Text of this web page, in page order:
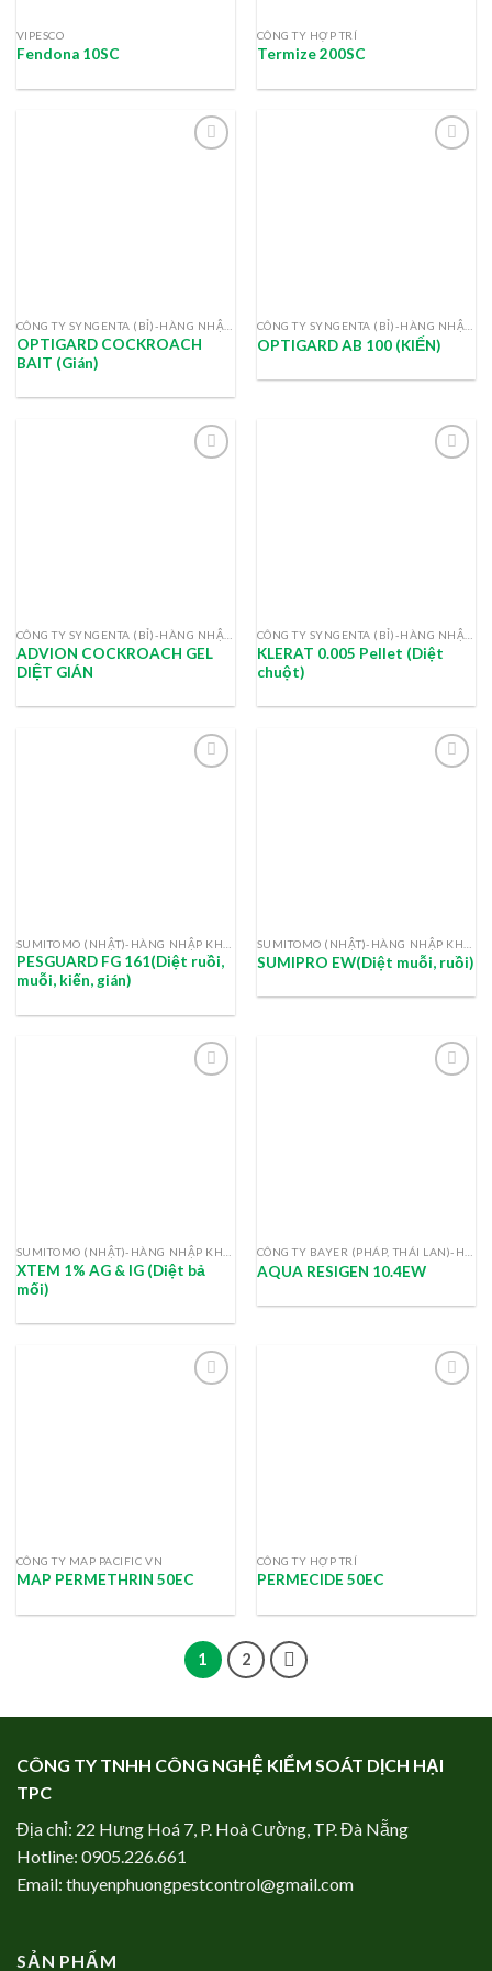
VIPESCO
Fendona 10SC
CÔNG TY HỢP TRÍ
Termize 200SC
OPTIGARD COCKROACH
BAIT (Gián)
OPTIGARD AB 100 (KIẾN)
ADVION COCKROACH GEL
DIỆT GIÁN
KLERAT 0.005 Pellet (Diệt
chuột)
PESGUARD FG 161(Diệt ruồi,
muỗi, kiến, gián)
SUMIPRO EW(Diệt muỗi, ruồi)
XTEM 1% AG & IG (Diệt bả
mối)
AQUA RESIGEN 10.4EW
CÔNG TY MAP PACIFIC VN
MAP PERMETHRIN 50EC
CÔNG TY HỢP TRÍ
PERMECIDE 50EC
1 2
CÔNG TY TNHH CÔNG NGHỆ KIỂM SOÁT DỊCH HẠI
TPC
Địa chỉ: 22 Hưng Hoá 7, P. Hoà Cường, TP. Đà Nẵng
Hotline: 0905.226.661
Email: thuyenphuongpestcontrol@gmail.com
SẢN PHẨM